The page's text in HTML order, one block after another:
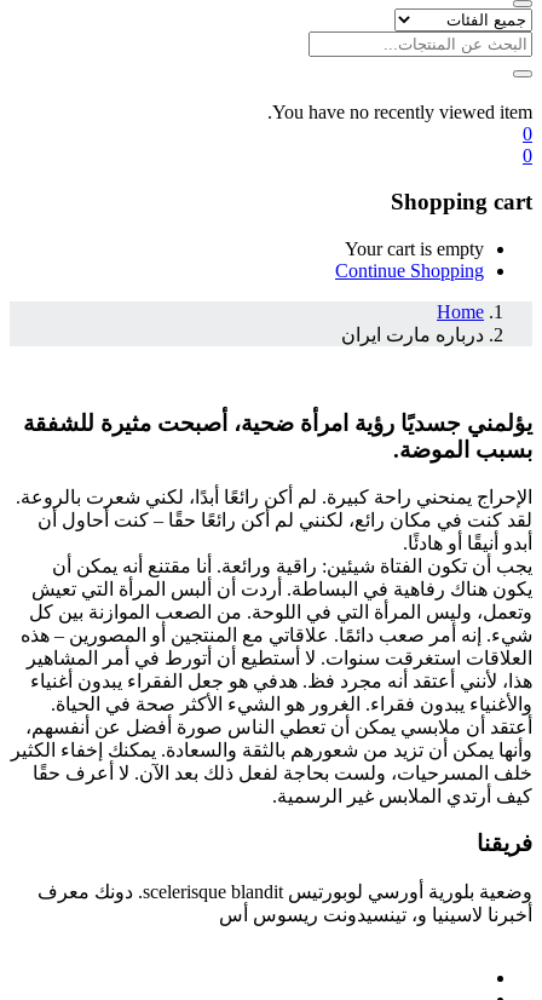
You have no recently viewed item.
0
0
Shopping cart
Your cart is empty
Continue Shopping
Home
درباره مارت ایران
يؤلمني جسديًا رؤية امرأة ضحية، أصبحت مثيرة للشفقة
بسبب الموضة.
الإحراج يمنحني راحة كبيرة. لم أكن رائعًا أبدًا، لكني شعرت بالروعة.
لقد كنت في مكان رائع، لكنني لم أكن رائعًا حقًا – كنت أحاول أن
أبدو أنيقًا أو هادئًا.
يجب أن تكون الفتاة شيئين: راقية ورائعة. أنا مقتنع أنه يمكن أن
يكون هناك رفاهية في البساطة. أردت أن ألبس المرأة التي تعيش
وتعمل، وليس المرأة التي في اللوحة. من الصعب الموازنة بين كل
شيء. إنه أمر صعب دائمًا. علاقاتي مع المنتجين أو المصورين – هذه
العلاقات استغرقت سنوات. لا أستطيع أن أتورط في أمر المشاهير
هذا، لأنني أعتقد أنه مجرد فظ. هدفي هو جعل الفقراء يبدون أغنياء
والأغنياء يبدون فقراء. الغرور هو الشيء الأكثر صحة في الحياة.
أعتقد أن ملابسي يمكن أن تعطي الناس صورة أفضل عن أنفسهم،
وأنها يمكن أن تزيد من شعورهم بالثقة والسعادة. يمكنك إخفاء الكثير
خلف المسرحيات، ولست بحاجة لفعل ذلك بعد الآن. لا أعرف حقًا
كيف أرتدي الملابس غير الرسمية.
فريقنا
وضعية بلورية أورسي لوبورتيس scelerisque blandit. دونك معرف
أخبرنا لاسينيا و، تينسيدونت ريسوس أس